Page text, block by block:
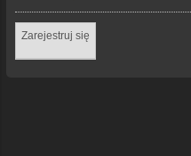
Zarejestruj się